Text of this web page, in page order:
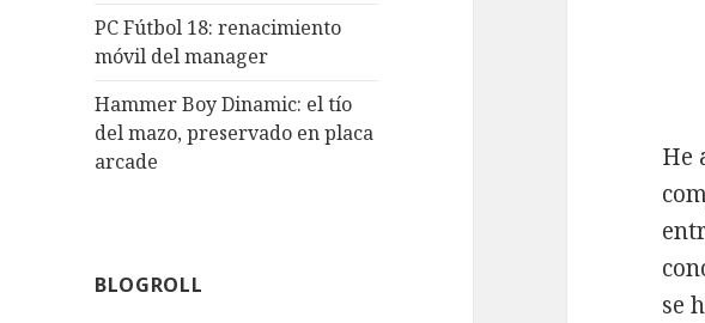
PC Fútbol 18: renacimiento
móvil del manager
Hammer Boy Dinamic: el tío
del mazo, preservado en placa
arcade
BLOGROLL
He
se